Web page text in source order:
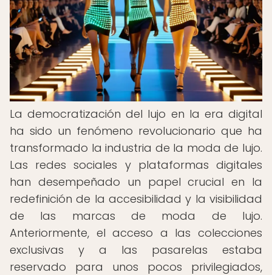
La democratización del lujo en la era digital
ha sido un fenómeno revolucionario que ha
transformado la industria de la moda de lujo.
Las redes sociales y plataformas digitales
han desempeñado un papel crucial en la
redefinición de la accesibilidad y la visibilidad
de las marcas de moda de lujo.
Anteriormente, el acceso a las colecciones
exclusivas y a las pasarelas estaba
reservado para unos pocos privilegiados,